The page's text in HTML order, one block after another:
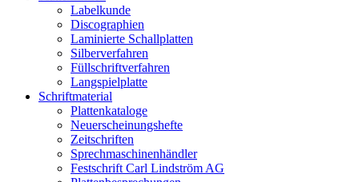
Labelkunde
Discographien
Laminierte Schallplatten
Silberverfahren
Füllschriftverfahren
Langspielplatte
Schriftmaterial
Plattenkataloge
Neuerscheinungshefte
Zeitschriften
Sprechmaschinenhändler
Festschrift Carl Lindström AG